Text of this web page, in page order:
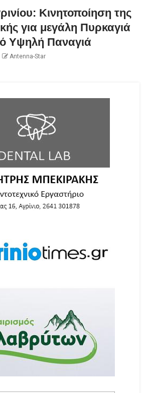
Κινητοποίηση της
για μεγάλη Πυρκαγιά
Υψηλή Παναγιά
Antenna-Star